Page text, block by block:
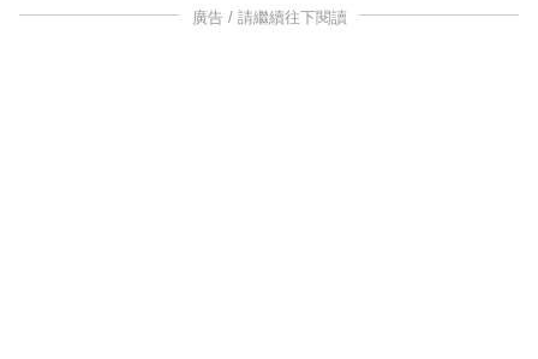
廣告 / 請繼續往下閱讀